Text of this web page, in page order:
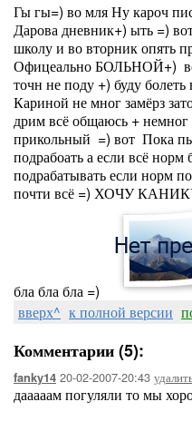
Гы гы=) во мля Ну кароч
Дарова дневник+) ыть =)
школу и во вторник опять
Офицеально БОЛЬНОЙ+)
точн не поду +) буду
Кариной не мног замёрз
дрим всё общаюсь +
прикольный =) вот Пока
подрабоать а если всё
подрабатывать если норм
почти всё =) ХОЧУ
бла бла бла =)
вверх^ к полной версии
Комментарии (5):
fanky14 20-02-2007-20:43
дааааам погуляли то мы